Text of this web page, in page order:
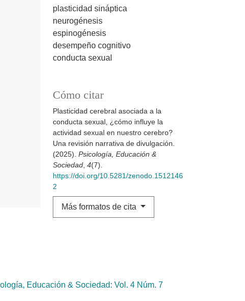
plasticidad sináptica
neurogénesis
espinogénesis
desempeño cognitivo
conducta sexual
Cómo citar
Plasticidad cerebral asociada a la
conducta sexual, ¿cómo influye la
actividad sexual en nuestro cerebro?
Una revisión narrativa de divulgación.
(2025). Psicología, Educación &
Sociedad 4(7).
https://doi.org/10.5281/zenodo.1512146
2
Más formatos de cita
Educación & Sociedad: Vol. 4 Núm. 7